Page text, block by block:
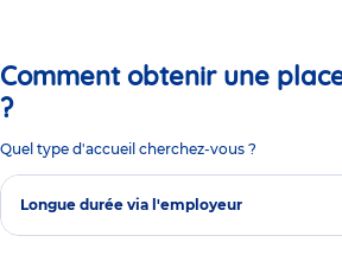
Comment obtenir une
?
Quel type d'accueil cherchez-vous ?
Longue durée via l'employeur